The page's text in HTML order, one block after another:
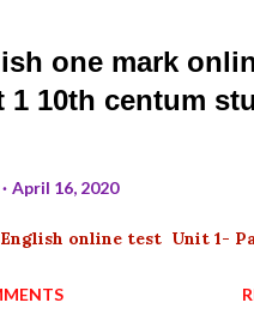
one mark
1 10th centum
April 16, 2020
online test Unit 1-